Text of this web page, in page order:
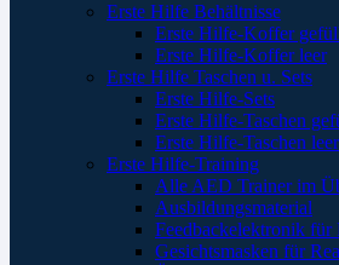
Erste Hilfe Behältnisse
Erste Hilfe-Koffer
Erste Hilfe-Koffer leer
Erste Hilfe Taschen u. Sets
Erste Hilfe-Sets
Erste Hilfe-Taschen
Erste Hilfe-Taschen leer
Erste Hilfe-Training
Alle AED Trainer im
Ausbildungsmaterial
Feedbackelektronik für
Gesichtsmasken für